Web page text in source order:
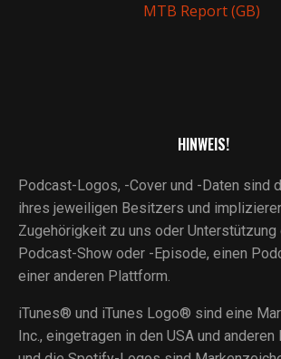
MTB Report (GB)
HINWEIS!
Podcast-Logos, -Cover und -Daten sind
ihres jeweiligen Besitzers und
Zugehörigkeit zu uns oder Unterstützung
Podcast-Show oder -Episode, einen
einer anderen Plattform.
iTunes® und iTunes Logo® sind eine
Inc., eingetragen in den USA und